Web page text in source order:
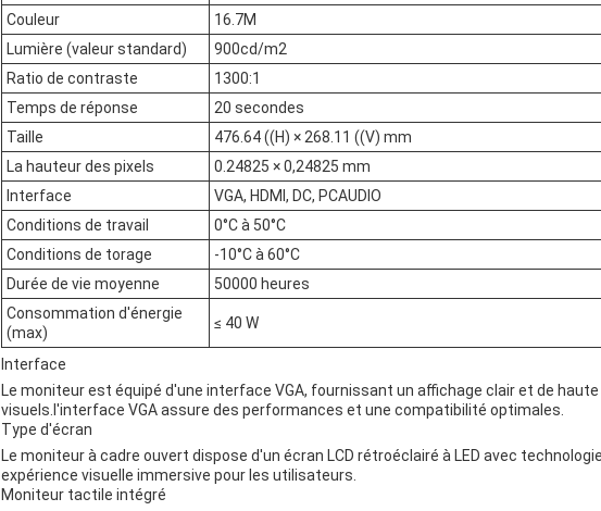
Couleur
16.7M
Lumière (valeur standard)
900cd/m2
Ratio de contraste
1300:1
Temps de réponse
20 secondes
Taille
476.64 ((H) × 268.11 ((V) mm
La hauteur des pixels
0.24825 × 0,24825 mm
Interface
VGA, HDMI, DC, PCAUDIO
Conditions de travail
0°C à 50°C
Conditions de torage
-10°C à 60°C
Durée de vie moyenne
50000 heures
Consommation d'énergie
(max)
≤ 40 W
Interface
Le moniteur est équipé d'une interface VGA, fournissant un affichage clair et de
visuels.l'interface VGA assure des performances et une compatibilité optimales.
Type d'écran
Le moniteur à cadre ouvert dispose d'un écran LCD rétroéclairé à LED avec
expérience visuelle immersive pour les utilisateurs.
Moniteur tactile intégré